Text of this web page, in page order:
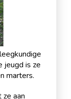
jeugd is ze
marters.
aan